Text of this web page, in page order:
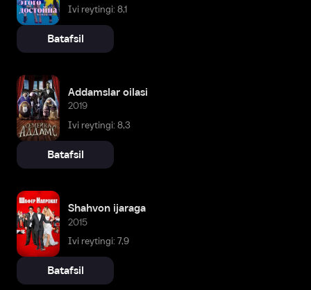
Ivi reytingi: 8,1
Batafsil
Addamslar oilasi
2019
Ivi reytingi: 8,3
Batafsil
Shahvon ijaraga
2015
Ivi reytingi: 7,9
Batafsil